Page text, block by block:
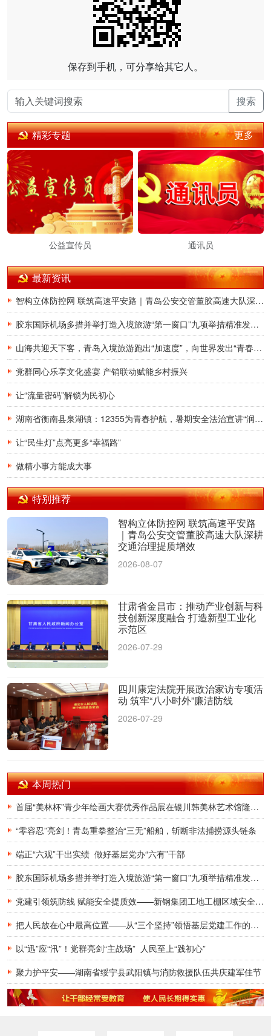
保存到手机，可分享给其它人。
搜索
精彩专题 更多
公益宣传员 通讯员
最新资讯
智构立体防控网 联筑高速平安路｜青岛公安交管董胶高速大队深耕交通治理提质增效
胶东国际机场多措并举打造入境旅游“第一窗口”九项举措精准发力，助力青岛建设国际滨海旅游度假胜地
山海共迎天下客，青岛入境旅游跑出“加速度”，向世界发出“青春之约”
党群同心乐享文化盛宴 产销联动赋能乡村振兴
让“流量密码”解锁为民初心
湖南省衡南县泉湖镇：12355为青春护航，暑期安全法治宣讲“润”童心
让“民生灯”点亮更多“幸福路”
做精小事方能成大事
特别推荐
智构立体防控网 联筑高速平安路
｜青岛公安交管董胶高速大队深耕
交通治理提质增效
2026-08-07
甘肃省金昌市：推动产业创新与科
技创新深度融合 打造新型工业化
示范区
2026-07-29
四川康定法院开展政治家访专项活
动 筑牢“八小时外”廉洁防线
2026-07-29
本周热门
首届“美林杯”青少年绘画大赛优秀作品展在银川韩美林艺术馆隆重开幕
“零容忍”亮剑！青岛重拳整治“三无”船舶，斩断非法捕捞源头链条
端正“六观”干出实绩 做好基层党办“六有”干部
胶东国际机场多措并举打造入境旅游“第一窗口”九项举措精准发力，助力青岛建设国际滨海旅游度假胜地
党建引领筑防线 赋能安全提质效——新钢集团工地工棚区域安全管理创新实践研究
把人民放在心中最高位置——从“三个坚持”领悟基层党建工作的为民初心
以“迅”应“汛”！党群亮剑“主战场” 人民至上“践初心”
聚力护平安——湖南省绥宁县武阳镇与消防救援队伍共庆建军佳节